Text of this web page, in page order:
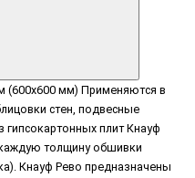
(600х600 мм) Применяются в
стен, подвесные
плит Кнауф
толщину обшивки
Кнауф Рево предназначены